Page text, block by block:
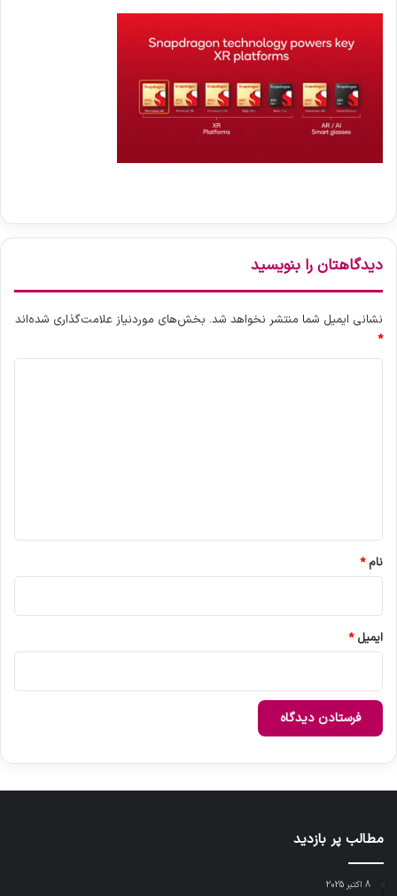
دیدگاهتان را بنویسید
نشانی ایمیل شما منتشر نخواهد شد. بخش‌های موردنیاز علامت‌گذاری شده‌اند
*
نام*
ایمیل*
مطالب پر بازدید
8 اکتبر 2025